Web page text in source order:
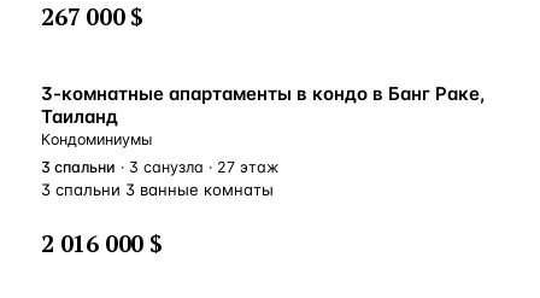
267 000 $
3-комнатные апартаменты в кондо в Банг Раке,
Таиланд
Кондоминиумы
3 спальни · 3 санузла · 27 этаж
3 спальни 3 ванные комнаты
2 016 000 $